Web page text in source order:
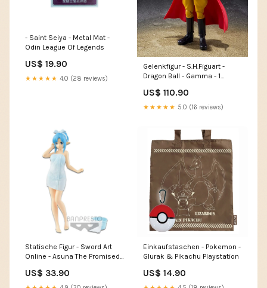
- Saint Seiya - Metal Mat -
Odin League Of Legends
US$ 19.90
★★★★★ 4.0 (28 reviews)
Gelenkfigur - S.H.Figuart -
Dragon Ball - Gamma - 1
US$ 110.90
★★★★★ 5.0 (16 reviews)
Statische Figur - Sword Art
Online - Asuna The Promised
US$ 33.90
Einkaufstaschen - Pokemon -
Glurak & Pikachu Playstation
US$ 14.90